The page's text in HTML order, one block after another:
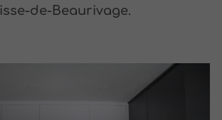
de-Beaurivage.